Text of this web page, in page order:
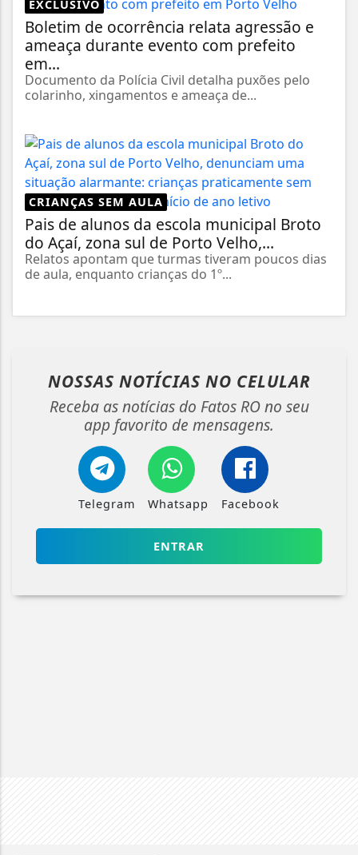
EXCLUSIVO
Boletim de ocorrência relata agressão e
ameaça durante evento com prefeito
em...
Documento da Polícia Civil detalha puxões pelo
colarinho, xingamentos e ameaça de...
CRIANÇAS SEM AULA
Pais de alunos da escola municipal Broto
do Açaí, zona sul de Porto Velho,...
Relatos apontam que turmas tiveram poucos dias
de aula, enquanto crianças do 1º...
NOSSAS NOTÍCIAS NO CELULAR
Receba as notícias do Fatos RO no seu
app favorito de mensagens.
Telegram Whatsapp Facebook
ENTRAR